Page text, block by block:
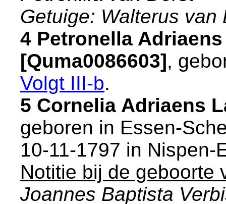
Getuige: Walterus van
4 Petronella
[Quma0086603],
Volgt III-b.
5 Cornelia Adriaens
geboren in Essen-
10-11-1797 in Nispen-
Notitie bij de geboorte
Joannes Baptista